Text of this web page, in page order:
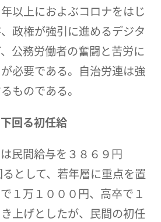
以上におよぶコロナをはじ
政権が強引に進めるデジタ
公務労働者の奮闘と苦労に
必要である。自治労連は強
ものである。
回る初任給
民間給与を３８６９円
るとして、若年層に重点を置
１万１０００円、高卒で１
上げとしたが、民間の初任